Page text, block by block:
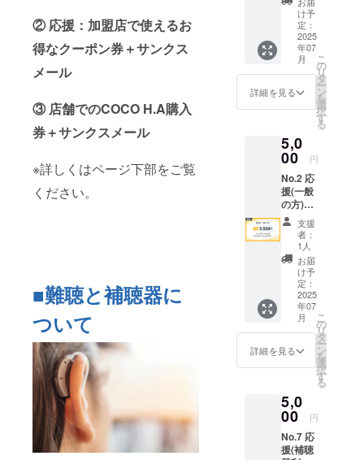
② 応援：加盟店で使えるお
得なクーポン券＋サンクス
メール
③ 店舗でのCOCO H.A購入
券＋サンクスメール
※詳しくはページ下部をご覧
ください。
■難聴と補聴器に
ついて
【注意
事項】
・申込
状況や
予約数
によ
り、製
場合が
ありま
す。 ・
各店舗
が開催
してい
るキャ
ンペー
ンや割
引と
クーポ
ンの併
用はで
きませ
ん。 ・
ンは
COCO
H.Aの加
のみご
利用い
ただけ
ます。
加盟店
の開発
費とし
て活用
させて
いただ
きま
す。
~22とリ
ターン
内容は
同じに
なりま
す。
・サン
クス
メール
（価格
に関わ
らず内
容は同
じとな
りま
【ご支
援の使
い道】
・人工
内耳を
使って
いる子
ども向
け専用
カバー
の開発
費とし
て活用
させて
いただ
きま
す。
5,19~20
ターン
内容は
同じに
なりま
す。
け予
定：
2025
年07
月
詳細を見る
こ
の
リ
タ
ー
ン
を
選
択
す
る
5,0
00 円
No.2 応
援(一般
の方)
【リ
ターン
詳細】
・サン
クス
メール
（価格
に関わ
らず内
容は同
じとな
りま
す）
~5,19~2
2とリ
ターン
内容は
同じに
支援
者：
1人
お届
け予
定：
2025
年07
月
詳細を見る
こ
の
リ
タ
ー
ン
を
選
択
す
る
5,0
00 円
No.7 応
援(補聴